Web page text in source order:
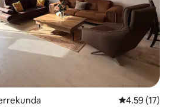
Calificación
4.59 (17)